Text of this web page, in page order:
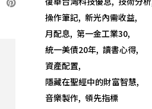
操作筆記 新光內需收益
月配息 第一金工業30
統一美債20年 讀書心得
資產配置
隱藏在聖經中的財富智慧
音樂製作 領先指標